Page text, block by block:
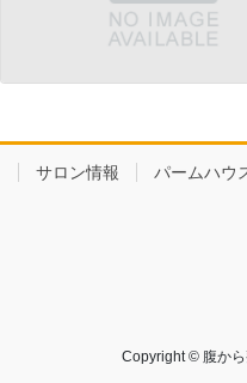
サロン情報 パームハウ
Copyright © 腹か